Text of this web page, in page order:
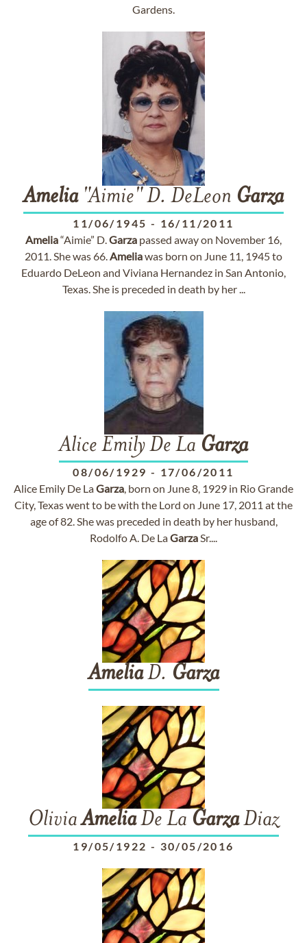
Gardens.
Amelia"Aimie" D. DeLeon Garza
11/06/1945 - 16/11/2011
Amelia“Aimie” D.Garza passed away on November 16,
2011. She was 66.Ameliawas born on June 11, 1945 to
Eduardo DeLeon and Viviana Hernandez in San Antonio,
Texas. She is preceded in death by her ...
Alice Emily De La Garza
08/06/1929 - 17/06/2011
Alice Emily De LaGarza, born on June 8, 1929 in Rio Grande
City, Texas went to be with the Lord on June 17, 2011 at the
age of 82. She was preceded in death by her husband,
Rodolfo A. De LaGarzaSr....
AmeliaD. Garza
OliviaAmeliaDe La GarzaDiaz
19/05/1922 - 30/05/2016